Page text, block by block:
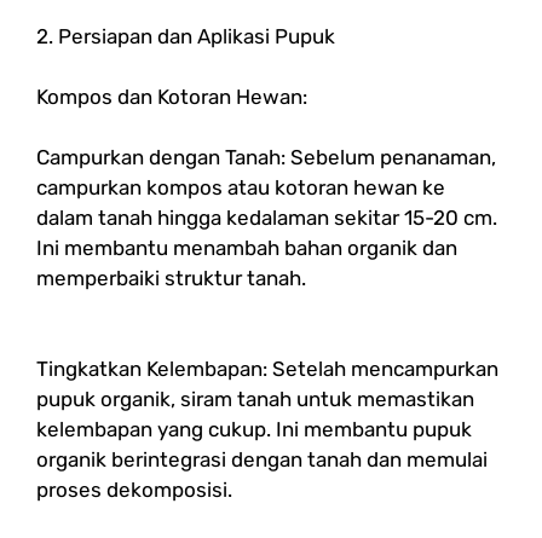
2. Persiapan dan Aplikasi Pupuk
Kompos dan Kotoran Hewan:
Campurkan dengan Tanah: Sebelum penanaman,
campurkan kompos atau kotoran hewan ke
dalam tanah hingga kedalaman sekitar 15-20 cm.
Ini membantu menambah bahan organik dan
memperbaiki struktur tanah.
Tingkatkan Kelembapan: Setelah mencampurkan
pupuk organik, siram tanah untuk memastikan
kelembapan yang cukup. Ini membantu pupuk
organik berintegrasi dengan tanah dan memulai
proses dekomposisi.